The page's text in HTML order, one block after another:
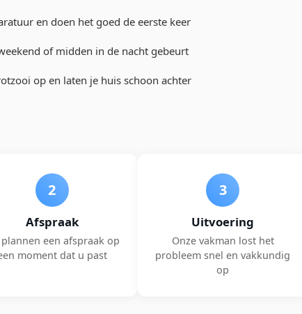
en doen het goed de eerste keer
of midden in de nacht gebeurt
op en laten je huis schoon achter
2
Afspraak
plannen een afspraak op
moment dat u past
3
Uitvoering
Onze vakman lost het
probleem snel en vakkundig
op